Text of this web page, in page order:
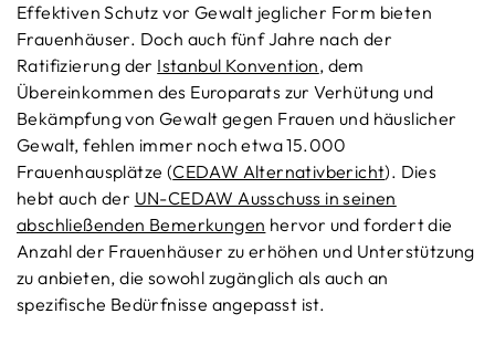
Effektiven Schutz vor Gewalt jeglicher Form bieten
Frauenhäuser. Doch auch fünf Jahre nach der
Ratifizierung der Istanbul Konvention, dem
Übereinkommen des Europarats zur Verhütung und
Bekämpfung von Gewalt gegen Frauen und häuslicher
Gewalt, fehlen immer noch etwa 15.000
Frauenhausplätze (CEDAW Alternativbericht). Dies
hebt auch der UN-CEDAW Ausschuss in seinen
abschließenden Bemerkungen hervor und fordert die
Anzahl der Frauenhäuser zu erhöhen und Unterstützung
zu anbieten, die sowohl zugänglich als auch an
spezifische Bedürfnisse angepasst ist.